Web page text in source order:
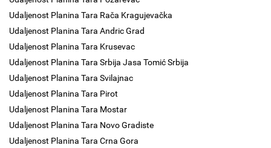
Udaljenost Planina Tara Rača Kragujevačka
Udaljenost Planina Tara Andric Grad
Udaljenost Planina Tara Krusevac
Udaljenost Planina Tara Srbija Jasa Tomić Srbija
Udaljenost Planina Tara Svilajnac
Udaljenost Planina Tara Pirot
Udaljenost Planina Tara Mostar
Udaljenost Planina Tara Novo Gradiste
Udaljenost Planina Tara Crna Gora